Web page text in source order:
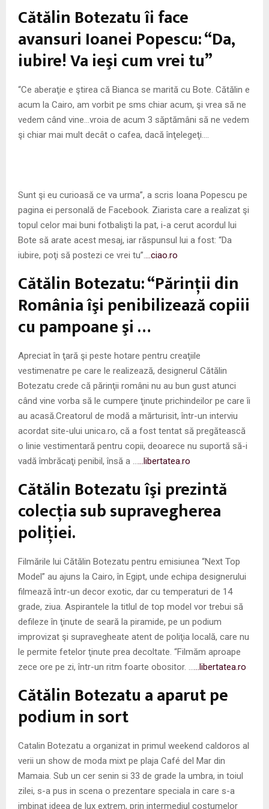
N
Cătălin Botezatu îi face
avansuri Ioanei Popescu: “Da,
iubire! Va ieşi cum vrei tu”
“Ce aberaţie e ştirea că Bianca se marită cu Bote. Cătălin e
acum la Cairo, am vorbit pe sms chiar acum, şi vrea să ne
vedem când vine…vroia de acum 3 săptămâni să ne vedem
şi chiar mai mult decât o cafea, dacă înţelegeţi….
Sunt şi eu curioasă ce va urma”, a scris Ioana Popescu pe
pagina ei personală de Facebook. Ziarista care a realizat şi
topul celor mai buni fotbalişti la pat, i-a cerut acordul lui
Bote să arate acest mesaj, iar răspunsul lui a fost: “Da
iubire, poţi să postezi ce vrei tu”.
…ciao.ro
Cătălin Botezatu: “Părinţii din
România îşi penibilizează copiii
cu pampoane şi …
Apreciat în ţară şi peste hotare pentru creaţiile
vestimenatre pe care le realizează, designerul Cătălin
Botezatu crede că părinţii români nu au bun gust atunci
când vine vorba să le cumpere ţinute prichindeilor pe care îi
au acasă.Creatorul de modă a mărturisit, într-un interviu
acordat site-ului unica.ro, că a fost tentat să pregătească
o linie vestimentară pentru copii, deoarece nu suportă să-i
vadă îmbrăcaţi penibil, însă a …
…libertatea.ro
Cătălin Botezatu îşi prezintă
colecţia sub supravegherea
poliţiei.
Filmările lui Cătălin Botezatu pentru emisiunea “Next Top
Model” au ajuns la Cairo, în Egipt, unde echipa designerului
filmează într-un decor exotic, dar cu temperaturi de 14
grade, ziua. Aspirantele la titlul de top model vor trebui să
defileze în ţinute de seară la piramide, pe un podium
improvizat şi supravegheate atent de poliţia locală, care nu
le permite fetelor ţinute prea decoltate. “Filmăm aproape
zece ore pe zi, într-un ritm foarte obositor. …
…libertatea.ro
Cătălin Botezatu a aparut pe
podium in sort
Catalin Botezatu a organizat in primul weekend caldoros al
verii un show de moda mixt pe plaja Café del Mar din
Mamaia. Sub un cer senin si 33 de grade la umbra, in toiul
zilei, s-a pus in scena o prezentare speciala in care s-a
imbinat ideea de lux extrem, prin intermediul costumelor